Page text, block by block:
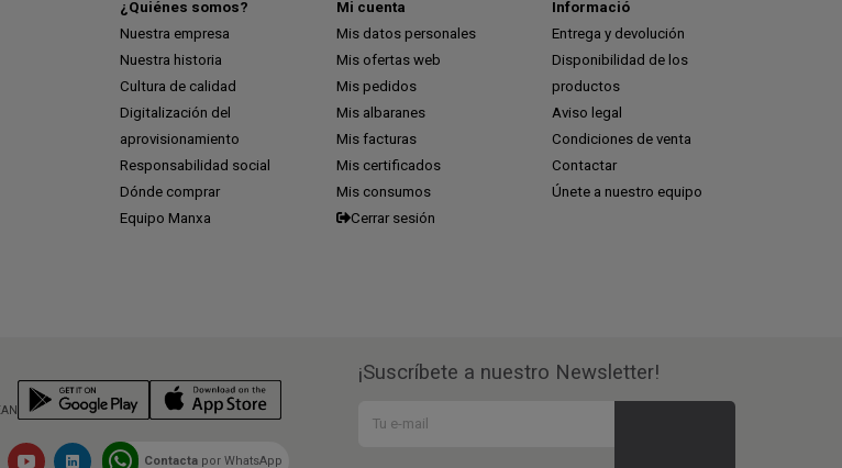
¿Quiénes somos?
Nuestra empresa
Nuestra historia
Cultura de calidad
Digitalización del
aprovisionamiento
Responsabilidad social
Dónde comprar
Equipo Manxa
Mi cuenta
Mis datos personales
Mis ofertas web
Mis pedidos
Mis albaranes
Mis facturas
Mis certificados
Mis consumos
Cerrar sesión
Informació
Entrega y devolución
Disponibilidad de los
productos
Aviso legal
Condiciones de venta
Contactar
Únete a nuestro equipo
Contacta por WhatsApp
¡Suscríbete a nuestro Newsletter!